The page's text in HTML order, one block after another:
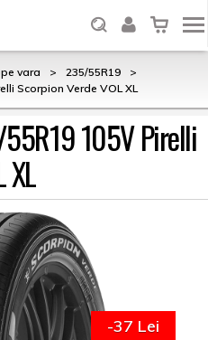
vara > 235/55R19
>
Scorpion Verde VOL XL
105V Pirelli
XL
-37 Lei